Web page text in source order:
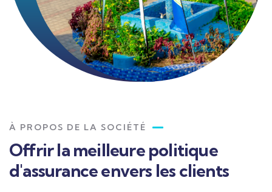
À PROPOS DE LA SOCIÉTÉ
Offrir la meilleure politique
d'assurance envers les clients